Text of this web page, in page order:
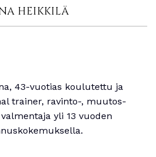
HEIKKILÄ
43-vuotias koulutettu ja
trainer, ravinto-, muutos-
yli 13 vuoden